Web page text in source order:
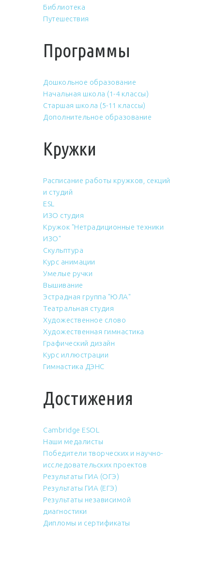
Библиотека
Путешествия
Программы
Дошкольное образование
Начальная школа (1-4 классы)
Старшая школа (5-11 классы)
Дополнительное образование
Кружки
Расписание работы кружков, секций
и студий
ESL
ИЗО студия
Кружок "Нетрадиционные техники
ИЗО"
Скульптура
Курс анимации
Умелые ручки
Вышивание
Эстрадная группа "ЮЛА"
Театральная студия
Художественное слово
Художественная гимнастика
Графический дизайн
Курс иллюстрации
Гимнастика ДЭНС
Достижения
Cambridge ESOL
Наши медалисты
Победители творческих и научно-
исследовательских проектов
Результаты ГИА (ОГЭ)
Результаты ГИА (ЕГЭ)
Результаты независимой
диагностики
Дипломы и сертификаты